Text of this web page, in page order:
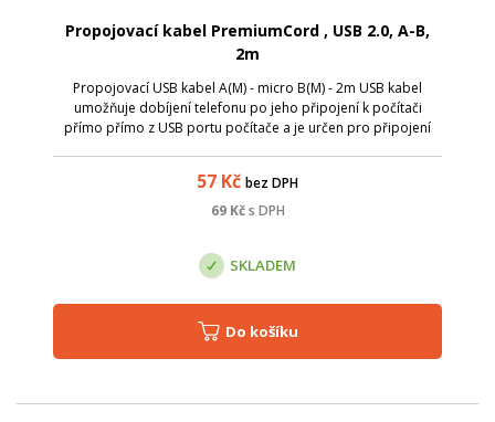
Propojovací kabel PremiumCord , USB 2.0, A-B,
2m
Propojovací USB kabel A(M) - micro B(M) - 2m USB kabel
umožňuje dobíjení telefonu po jeho připojení k počítači
přímo přímo z USB portu počítače a je určen pro připojení
57 Kč bez DPH
69Kč s DPH
SKLADEM
Do košíku